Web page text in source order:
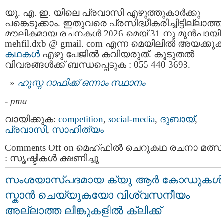
യു. എ. ഇ. യിലെ പ്രവാസി എഴുത്തുകാർക്കു
പങ്കെടുക്കാം. ഇതുവരെ പ്രസിദ്ധീകരിച്ചിട്ടില്ലാത്ത
മൗലികമായ രചനകൾ 2026 മെയ്‌ 31 നു മുൻപായി
mehfil.dxb @ gmail. com എന്ന മെയിലിൽ
കഥകൾ എഴു പേജിൽ കവിയരുത്. കൂടുതൽ
വിവരങ്ങൾക്ക് ബന്ധപ്പെടുക : 055 440 3693.
ഹുസ്ന റാഫിക്ക് ഒന്നാം സ്ഥാനം
- pma
വായിക്കുക: competition, social-media, ദുബായ്‌,
പ്രവാസി, സാഹിത്യം
Comments Offon മെഹ്ഫിൽ ചെറുകഥ രചനാ
: സൃഷ്ടികൾ ക്ഷണിച്ചു
സംശയാസ്പദമായ ക്യു-ആർ
സ്കാൻ ചെയ്യുകയോ വിശ്വസനീയം
അല്ലാത്ത ലിങ്കുകളിൽ ക്ലിക്ക്